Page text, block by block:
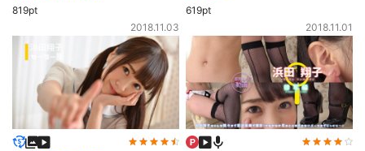
819pt
2018.11.03
619pt
2018.11.01